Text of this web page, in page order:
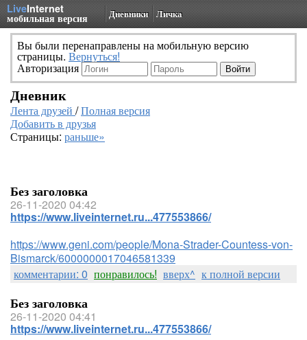
LiveInternet
мобильная версия Дневники Личка
Вы были перенаправлены на мобильную версию
страницы. Вернуться!
Авторизация
Дневник
Лента друзей /Полная версия
Добавить в друзья
Страницы: раньше»
Без заголовка
26-11-2020 04:42
https://www.liveinternet.ru...477553866/
https://www.geni.com/people/Mona-Strader-Countess-von-
Bismarck/6000000017046581339
комментарии: 0 понравилось! вверх^ к полной версии
Без заголовка
26-11-2020 04:41
https://www.liveinternet.ru...477553866/